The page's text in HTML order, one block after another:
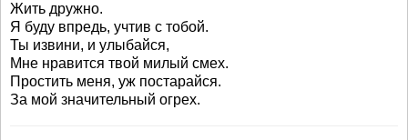
Жить дружно.
Я буду впредь, учтив с тобой.
Ты извини, и улыбайся,
Мне нравится твой милый смех.
Простить меня, уж постарайся.
За мой значительный огрех.